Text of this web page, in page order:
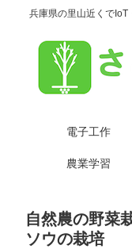
兵庫県の里山近くでIoT
電子工作
農業学習
自然農の野菜
ソウの栽培